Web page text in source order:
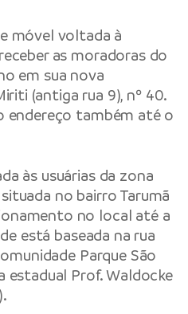
móvel voltada à
as moradoras do
em sua nova
(antiga rua 9), nº 40.
endereço também até o
às usuárias da zona
no bairro Tarumã
no local até a
está baseada na rua
Parque São
estadual Prof. Waldocke